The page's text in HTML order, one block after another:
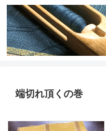
端切れ頂くの巻